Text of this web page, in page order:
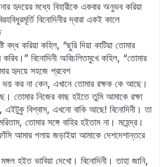
হৃদয়ের মধ্যে বিহারীকে একবার অনুভব করিয়া
বিনোদিনীর দ্বারা একই কালে
বদ্ধ করিয়া কহিল, “ছুরি দিয়া কাটিয়া তোমার
করিব।” বিনোদিনী অবিচলিতমুখে কহিল, “তোমার
হৃদয়ে সহজে প্রবেশ
ভয় কর না কেন, এখানে তোমার রক্ষক কে আছে।
তোমার নিজের কাছ হইতে তুমি আমাকে রক্ষা
এইটুকু বিশ্বাস, এখনো বাকি আছে! বিনোদিনী। তা
তোমার সঙ্গে বাহির হইতাম না। মহেন্দ্র।
আমার গলায় জড়াইয়া আমাকে দেশদেশান্তরে
হইত ভাবিয়া দেখো। বিনোদিনী। তাহা জানি,